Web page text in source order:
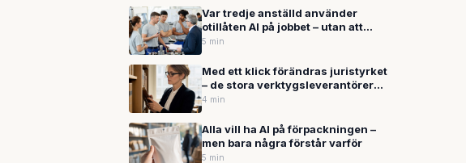
Var tredje anställd använder
otillåten AI på jobbet – utan att
inse riskerna
5 min
Med ett klick förändras juristyrket
– de stora verktygsleverantörerna
har bestämt sig
4 min
Alla vill ha AI på förpackningen –
men bara några förstår varför
5 min